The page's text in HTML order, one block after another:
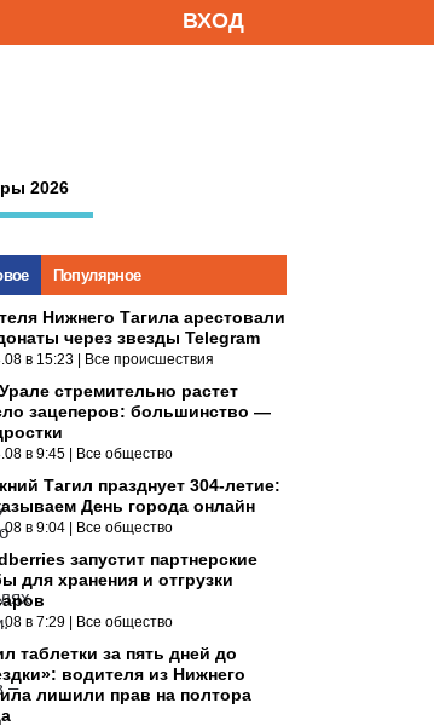
ВХОД
2026
–
Популярное
Нижнего Тагила арестовали
через звезды Telegram
в 15:23 | Все происшествия
стремительно растет
зацеперов: большинство —
в 9:45 | Все общество
Тагил празднует 304-летие:
День города онлайн
в 9:04 | Все общество
запустит партнерские
для хранения и отгрузки
в 7:29 | Все общество
таблетки за пять дней до
водителя из Нижнего
лишили прав на полтора